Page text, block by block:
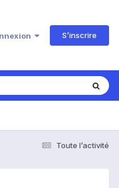
S’inscrire
Toute l’activité